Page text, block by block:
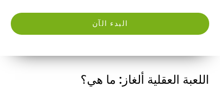
البدء الآن
اللعبة العقلية ألغاز: ما هي؟